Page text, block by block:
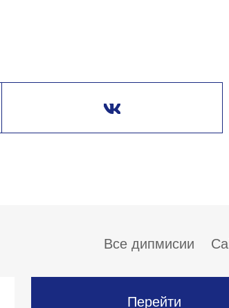
Все дипмисии
Перейти